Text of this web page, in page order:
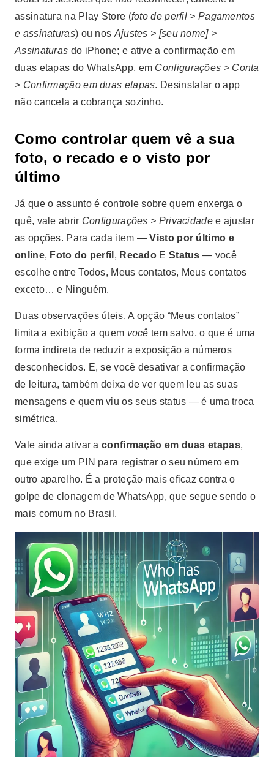
assinatura na Play Store (foto de perfil > Pagamentos
e assinaturas) ou nos Ajustes > [seu nome] >
Assinaturas do iPhone; e ative a confirmação em
duas etapas do WhatsApp, em Configurações > Conta
> Confirmação em duas etapas. Desinstalar o app
não cancela a cobrança sozinho.
Como controlar quem vê a sua
foto, o recado e o visto por
último
Já que o assunto é controle sobre quem enxerga o
quê, vale abrir Configurações > Privacidadee ajustar
as opções. Para cada item —Visto por último e
online, Foto do perfil , Recado E Status — você
escolhe entre Todos, Meus contatos, Meus contatos
exceto… e Ninguém.
Duas observações úteis. A opção “Meus contatos”
limita a exibição a quem você tem salvo, o que é uma
forma indireta de reduzir a exposição a números
desconhecidos. E, se você desativar a confirmação
de leitura, também deixa de ver quem leu as suas
mensagens e quem viu os seus status — é uma troca
simétrica.
Vale ainda ativar a confirmação em duas etapas,
que exige um PIN para registrar o seu número em
outro aparelho. É a proteção mais eficaz contra o
golpe de clonagem de WhatsApp, que segue sendo o
mais comum no Brasil.